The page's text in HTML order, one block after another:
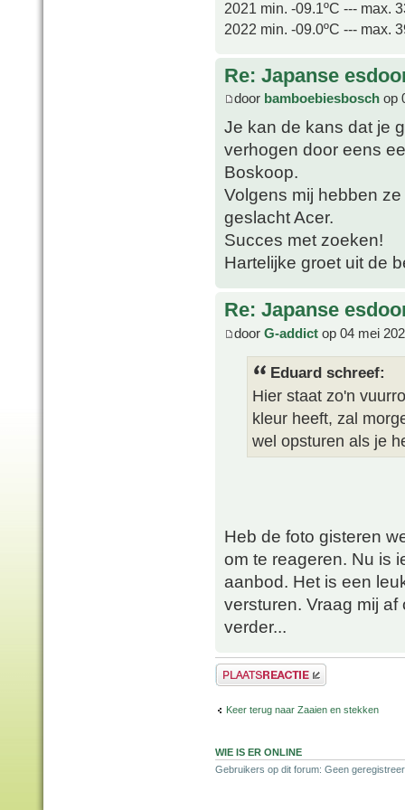
2021 min. -09.1ºC --- max.
2022 min. -09.0ºC --- max.
Re: Japanse
door bamboebiesbosch op
Je kan de kans dat je
verhogen door eens
Boskoop.
Volgens mij hebben
geslacht Acer.
Succes met zoeken!
Hartelijke groet uit de
Re: Japanse
door G-addict op 04 mei
Eduard schreef:
Hier staat zo'n
kleur heeft, zal
wel opsturen als je
Heb de foto gisteren
om te reageren. Nu is
aanbod. Het is een
versturen. Vraag mij
verder...
Plaats een reactie
Keer terug naar Zaaien en stekken
WIE IS ER ONLINE
Gebruikers op dit forum: Geen